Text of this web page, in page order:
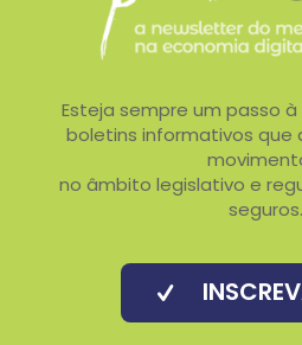
Esteja sempre um passo
boletins informativos que
no âmbito legislativo e
seguros.